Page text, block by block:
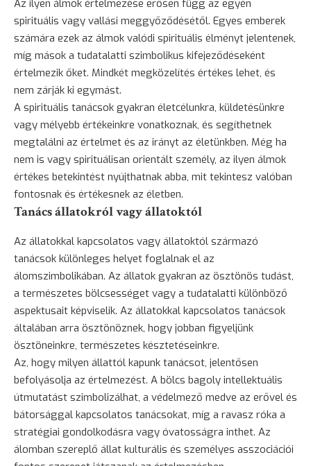
Az ilyen álmok értelmezése erősen függ az egyén
spirituális vagy vallási meggyőződésétől. Egyes emberek
számára ezek az álmok valódi spirituális élményt jelentenek,
míg mások a tudatalatti szimbolikus kifejeződéseként
értelmezik őket. Mindkét megközelítés értékes lehet, és
nem zárják ki egymást.
A spirituális tanácsok gyakran életcélunkra, küldetésünkre
vagy mélyebb értékeinkre vonatkoznak, és segíthetnek
megtalálni az értelmet és az irányt az életünkben. Még ha
nem is vagy spirituálisan orientált személy, az ilyen álmok
értékes betekintést nyújthatnak abba, mit tekintesz valóban
fontosnak és értékesnek az életben.
Tanács állatokról vagy állatoktól
Az állatokkal kapcsolatos vagy állatoktól származó
tanácsok különleges helyet foglalnak el az
álomszimbolikában. Az állatok gyakran az ösztönös tudást,
a természetes bölcsességet vagy a tudatalatti különböző
aspektusait képviselik. Az állatokkal kapcsolatos tanácsok
általában arra ösztönöznek, hogy jobban figyeljünk
ösztöneinkre, természetes késztetéseinkre.
Az, hogy milyen állattól kapunk tanácsot, jelentősen
befolyásolja az értelmezést. A bölcs bagoly intellektuális
útmutatást szimbolizálhat, a védelmező medve az erővel és
bátorsággal kapcsolatos tanácsokat, míg a ravasz róka a
stratégiai gondolkodásra vagy óvatosságra inthet. Az
álomban szereplő állat kulturális és személyes asszociációi